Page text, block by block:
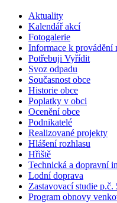
Aktuality
Kalendář akcí
Fotogalerie
Informace k provádění
Potřebuji Vyřídit
Svoz odpadu
Současnost obce
Historie obce
Poplatky v obci
Ocenění obce
Podnikatelé
Realizované projekty
Hlášení rozhlasu
Hřiště
Technická a dopravní
Lodní doprava
Zastavovací studie p.č.
Program obnovy